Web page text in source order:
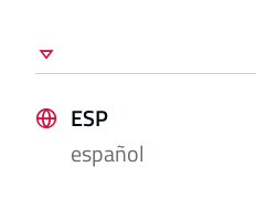
ESP
español